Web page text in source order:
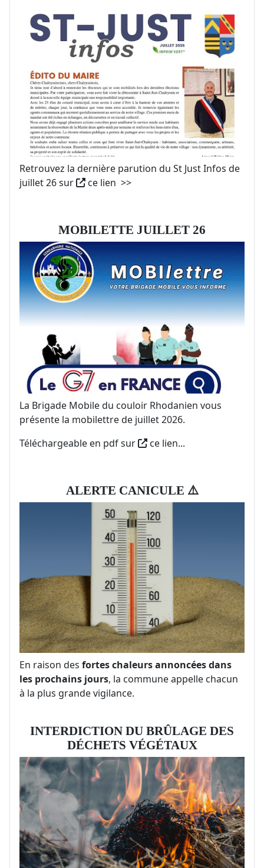
Retrouvez la dernière parution du St Just Infos de
juillet 26 sur
ce lien >>
MOBILETTE JUILLET 26
La Brigade Mobile du couloir Rhodanien vous
présente la mobilettre de juillet 2026.
Téléchargeable en pdf sur
ce lien...
ALERTE CANICULE ⚠️
En raison des fortes chaleurs annoncées dans
les prochains jours, la commune appelle chacun
à la plus grande vigilance.
INTERDICTION DU BRÛLAGE DES
DÉCHETS VÉGÉTAUX